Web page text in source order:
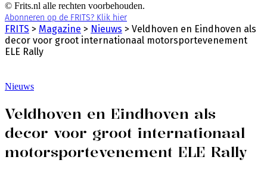
© Frits.nl alle rechten voorbehouden.
Abonneren op de FRITS? Klik hier
FRITS > Magazine > Nieuws > Veldhoven en Eindhoven als
decor voor groot internationaal motorsportevenement
ELE Rally
Nieuws
Veldhoven en Eindhoven als
decor voor groot internationaal
motorsportevenement ELE Rally